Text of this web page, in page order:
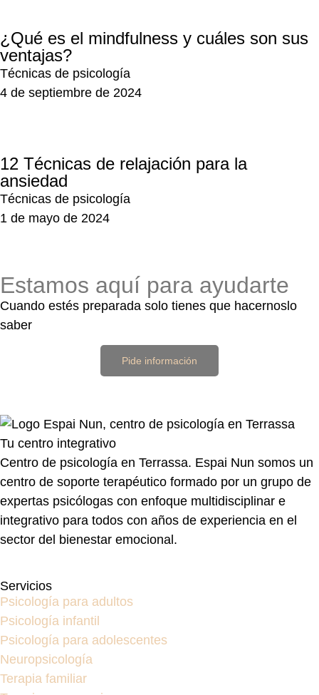
¿Qué es el mindfulness y cuáles son sus
ventajas?
Técnicas de psicología
4 de septiembre de 2024
12 Técnicas de relajación para la
ansiedad
Técnicas de psicología
1 de mayo de 2024
Estamos aquí para ayudarte
Cuando estés preparada solo tienes que hacernoslo
saber
Pide información
Tu centro integrativo
Centro de psicología en Terrassa. Espai Nun somos un
centro de soporte terapéutico formado por un grupo de
expertas psicólogas con enfoque multidisciplinar e
integrativo para todos con años de experiencia en el
sector del bienestar emocional.
Servicios
Psicología para adultos
Psicología infantil
Psicología para adolescentes
Neuropsicología
Terapia familiar